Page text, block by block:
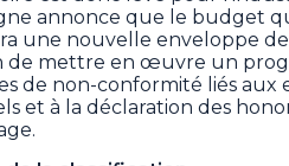
annonce que le budget
une nouvelle enveloppe
de mettre en œuvre un
de non-conformité liés aux
et à la déclaration des